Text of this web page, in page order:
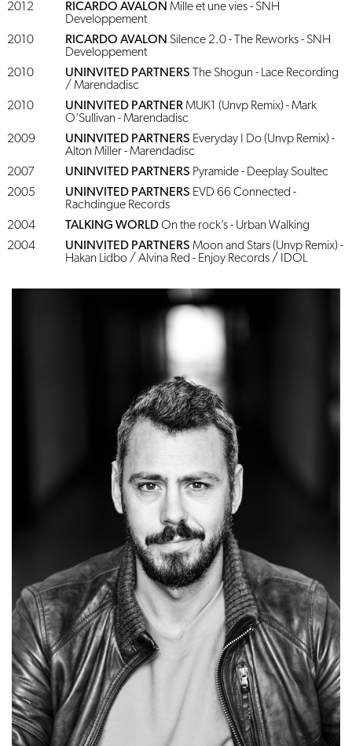
2012
RICARDO AVALON Mille et une vies - SNH
Developpement
2010
RICARDO AVALON Silence 2.0 - The Reworks - SNH
Developpement
2010
UNINVITED PARTNERS The Shogun - Lace Recording
/ Marendadisc
2010
UNINVITED PARTNERMUK1 (Unvp Remix) - Mark
O'Sullivan - Marendadisc
2009
UNINVITED PARTNERS Everyday I Do (Unvp Remix) -
Alton Miller - Marendadisc
2007
UNINVITED PARTNERS Pyramide - Deeplay Soultec
2005
UNINVITED PARTNERS EVD 66 Connected -
Rachdingue Records
2004
TALKING WORLDOn the rock’s - Urban Walking
2004
UNINVITED PARTNERS Moon and Stars (Unvp Remix) -
Hakan Lidbo / Alvina Red - Enjoy Records / IDOL